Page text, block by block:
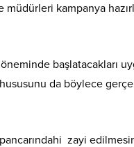
kampanya
başlatacakları
da böylece
zayi